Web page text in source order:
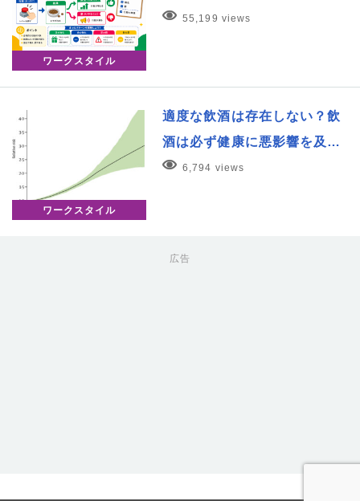
ワークスタイル
55,199 views
ワークスタイル
適度な飲酒は存在しない？飲
酒は必ず健康に悪影響を及…
6,794 views
広告